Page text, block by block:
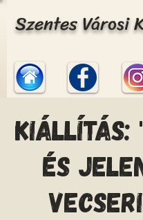
Szentes Városi
Kiállítás:
és